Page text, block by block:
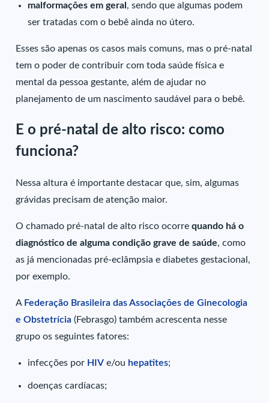
malformações em geral , sendo que algumas podem
ser tratadas com o bebê ainda no útero.
Esses são apenas os casos mais comuns, mas o pré-natal
tem o poder de contribuir com toda saúde física e
mental da pessoa gestante, além de ajudar no
planejamento de um nascimento saudável para o bebê.
E o pré-natal de alto risco: como
funciona?
Nessa altura é importante destacar que, sim, algumas
grávidas precisam de atenção maior.
O chamado pré-natal de alto risco ocorrequando há o
diagnóstico de alguma condição grave de saúde, como
as já mencionadas pré-eclâmpsia e diabetes gestacional,
por exemplo.
A Federação Brasileira das Associações de Ginecologia
e Obstetrícia (Febrasgo) também acrescenta nesse
grupo os seguintes fatores:
infecções por HIV e/ou hepatites;
doenças cardíacas;